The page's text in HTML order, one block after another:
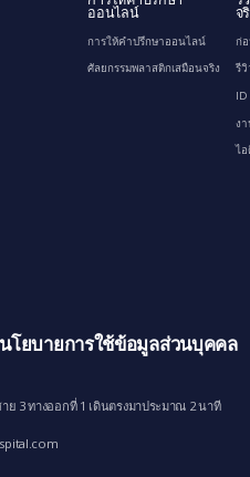
ออนไลน์
การให้คำปรึกษาออนไลน์
ศัลยกรรมพลาสติกเสมือนจริง
จ
ก่
รี
ง
ไอ
นโยบายการใช้ข้อมูลส่วนบุคคล
3 ทางออกที่ 1 เดินตรงมาประมาณ 2 นาที